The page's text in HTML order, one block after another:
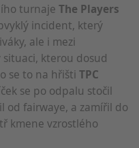
turnaje The Players
incident, který
ale i mezi
situaci, kterou dosud
se to na hřišti TPC
se po odpalu stočil
od fairwaye, a zamířil do
kmene vzrostlého